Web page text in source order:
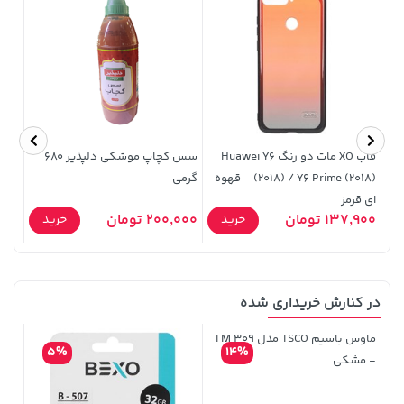
44,380,000 تومان
169,900 تومان خرید 701,000 تومان خرید
قاب XO مات دو رنگ Huawei Y6
(2018) / Y6 Prime (2018) - قهوه
ای قرمز
137,900 تومان خرید
سس کچاپ موشکی دلپذیر 680
گرمی
200,000 تومان خرید
در کنارش خریداری شده
ماوس باسیم TSCO مدل TM 309
- مشکی
14%
5%